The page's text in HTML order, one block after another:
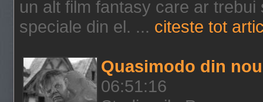
un alt film fantasy care ar
speciale din el. ... citeste tot
Quasimodo din
06:51:16